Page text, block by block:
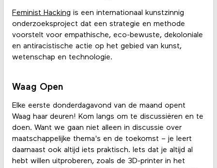
Feminist Hacking is een internationaal kunstzinnig
onderzoeksproject dat een strategie en methode
voorstelt voor empathische, eco-bewuste, dekoloniale
en antiracistische actie op het gebied van kunst,
wetenschap en technologie.
Waag Open
Elke eerste donderdagavond van de maand opent
Waag haar deuren! Kom langs om te discussiëren en te
doen. Want we gaan niet alleen in discussie over
maatschappelijke thema's en de toekomst – je leert
daarnaast ook altijd iets praktisch. Iets dat je altijd al
hebt willen uitproberen, zoals de 3D-printer in het